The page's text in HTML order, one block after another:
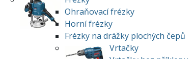
Ohraňovací frézky
Horní frézky
Frézky na drážky plochých čepů
Vrtačky